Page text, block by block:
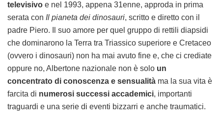
televisivo e nel 1993, appena 31enne, approda in prima
serata con Il pianeta dei dinosauri, scritto e diretto con il
padre Piero. Il suo amore per quel gruppo di rettili diapsidi
che dominarono la Terra tra Triassico superiore e Cretaceo
(ovvero i dinosauri) non ha mai avuto fine e, che ci crediate
oppure no, Albertone nazionale non è solo un
concentrato di conoscenza e sensualità ma la sua vita è
farcita di numerosi successi accademici, importanti
traguardi e una serie di eventi bizzarri e anche traumatici.